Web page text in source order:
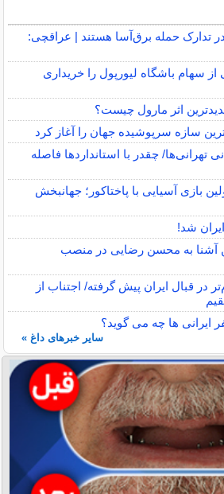
در تدارک حمله برق‌آسا هستند | عراقچی:
سهام باشگاه لیورپول را خریداری
اثر مارول چیست؟
سازه سرپوشیده جهان را آغاز کرد
تهرانی‌ها/ چقدر با استانداردها فاصله
بازی آسیایی با پاختاکور؛ جهانبخش
شد!
آشنا به محسن رضایی در منصب
در قبال ایران پیش گرفته/ اجتناب از
ایرانی ‌ها چه می ‌گوید؟
سایر خبرهای داغ »